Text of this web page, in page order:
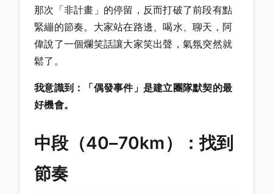
那次「非計畫」的停留，反而打破了前段有點
緊繃的節奏。大家站在路邊、喝水、聊天，阿
偉說了一個爛笑話讓大家笑出聲，氣氛突然就
鬆了。
我意識到：「偶發事件」是建立團隊默契的最
好機會。
中段（40–70km）：找到
節奏